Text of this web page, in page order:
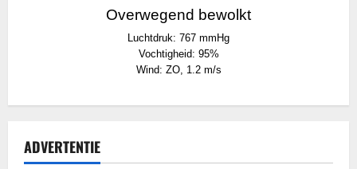
voor
Harlingers”
Overwegend bewolkt
Luchtdruk: 767 mmHg
Vochtigheid: 95%
Wind: ZO, 1.2 m/s
ADVERTENTIE